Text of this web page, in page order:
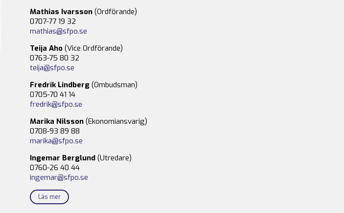
Mathias Ivarsson (Ordförande)
0707-77 19 32
mathias@sfpo.se
Teija Aho (Vice Ordförande)
0763-75 80 32
teija@sfpo.se
Fredrik Lindberg (Ombudsman)
0705-70 41 14
fredrik@sfpo.se
Marika Nilsson (Ekonomiansvarig)
0708-93 89 88
marika@sfpo.se
Ingemar Berglund (Utredare)
0760-26 40 44
ingemar@sfpo.se
Läs mer